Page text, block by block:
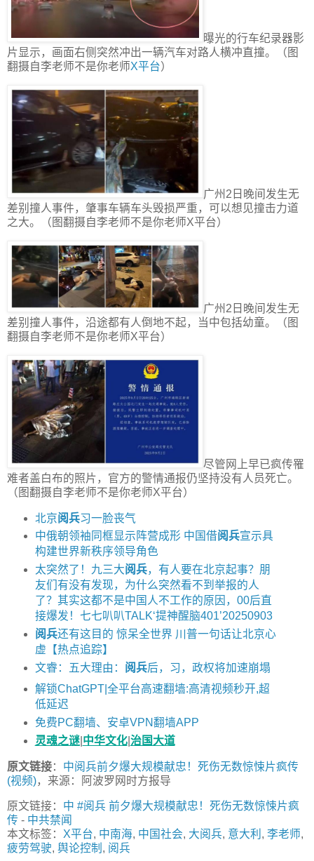
曝光的行车纪录器影
片显示，画面右侧突然冲出一辆汽车对路人横冲直撞。（图
翻摄自李老师不是你老师X平台）
广州2日晚间发生无
差别撞人事件，肇事车辆车头毁损严重，可以想见撞击力道
之大。（图翻摄自李老师不是你老师X平台）
广州2日晚间发生无
差别撞人事件，沿途都有人倒地不起，当中包括幼童。（图
翻摄自李老师不是你老师X平台）
尽管网上早已疯传罹
难者盖白布的照片，官方的警情通报仍坚持没有人员死亡。
（图翻摄自李老师不是你老师X平台）
北京阅兵习一脸丧气
中俄朝领袖同框显示阵营成形 中国借阅兵宣示具
构建世界新秩序领导角色
太突然了！九三大阅兵，有人要在北京起事？朋
友们有没有发现，为什么突然看不到举报的人
了？其实这都不是中国人不工作的原因，00后直
接爆发！七七叭叭TALK‘提神醒脑401’20250903
阅兵还有这目的 惊呆全世界 川普一句话让北京心
虚【热点追踪】
文睿：五大理由： 阅兵后，习，政权将加速崩塌
解锁ChatGPT|全平台高速翻墙:高清视频秒开,超
低延迟
免费PC翻墙、安卓VPN翻墙APP
灵魂之谜| 中华文化| 治国大道
原文链接： 中阅兵前夕爆大规模献忠！死伤无数惊悚片疯传
(视频)，来源：阿波罗网时方报导
原文链接： 中 #阅兵 前夕爆大规模献忠！死伤无数惊悚片疯
传 - 中共禁闻
本文标签： X平台, 中南海, 中国社会, 大阅兵, 意大利 , 李老师,
疲劳驾驶, 舆论控制 , 阅兵